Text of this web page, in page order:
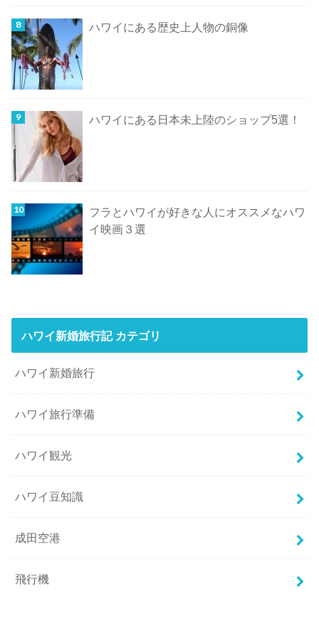
ハワイにある歴史上人物の銅像
ハワイにある日本未上陸のショップ5選！
フラとハワイが好きな人にオススメなハワ
イ映画３選
ハワイ新婚旅行記 カテゴリ
ハワイ新婚旅行
ハワイ旅行準備
ハワイ観光
ハワイ豆知識
成田空港
飛行機